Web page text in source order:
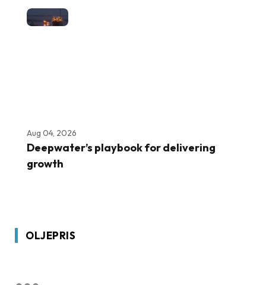
Aug 04, 2026
Deepwater’s playbook for delivering
growth
OLJEPRIS